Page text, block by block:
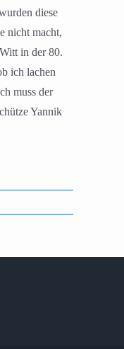
diese
nicht macht,
in der 80.
ich lachen
muss der
Yannik